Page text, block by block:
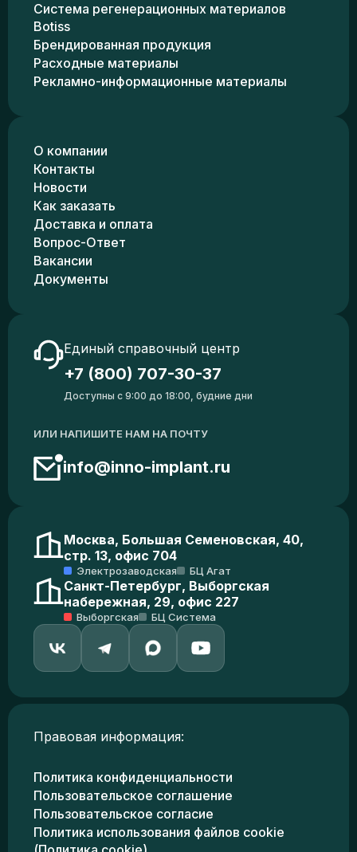
Система регенерационных материалов
Botiss
Брендированная продукция
Расходные материалы
Рекламно-информационные материалы
О компании
Контакты
Новости
Как заказать
Доставка и оплата
Вопрос-Ответ
Вакансии
Документы
Единый справочный центр
+7 (800) 707-30-37
Доступны с 9:00 до 18:00, будние дни
ИЛИ НАПИШИТЕ НАМ НА ПОЧТУ
info@inno-implant.ru
Москва, Большая Семеновская, 40,
стр. 13, офис 704
Электрозаводская БЦ Агат
Санкт-Петербург, Выборгская
набережная, 29, офис 227
Выборгская БЦ Система
Правовая информация:
Политика конфиденциальности
Пользовательское соглашение
Пользовательское согласие
Политика использования файлов cookie